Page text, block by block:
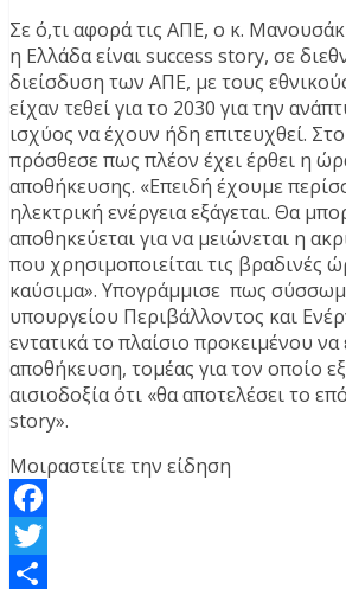
Σε ό,τι αφορά τις ΑΠΕ, ο κ.
η Ελλάδα είναι success story, σε
διείσδυση των ΑΠΕ, με τους
είχαν τεθεί για το 2030 για την
ισχύος να έχουν ήδη επιτευχθεί.
πρόσθεσε πως πλέον έχει έρθει η
αποθήκευσης. «Επειδή έχουμε
ηλεκτρική ενέργεια εξάγεται. Θα
αποθηκεύεται για να μειώνεται η
που χρησιμοποιείται τις βραδινές
καύσιμα». Υπογράμμισε πως
υπουργείου Περιβάλλοντος και
εντατικά το πλαίσιο προκειμένου να
αποθήκευση, τομέας για τον οποίο
αισιοδοξία ότι «θα αποτελέσει το
story».
Μοιραστείτε την είδηση
Facebook
Twitter